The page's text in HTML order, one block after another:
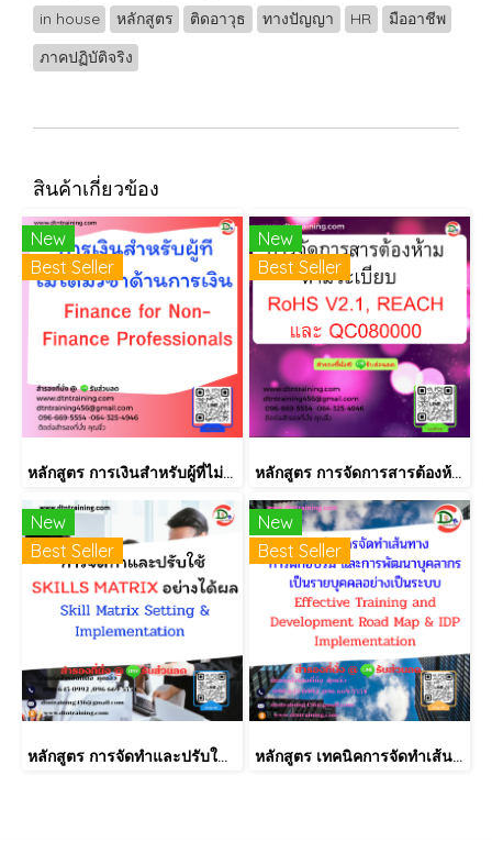
in house
หลักสูตร ติดอาวุธ ทางปัญญา HR
มืออาชีพ
ภาคปฏิบัติจริง
สินค้าเกี่ยวข้อง
New
Best Seller
หลักสูตร การเงินสำหรับผู้ที่ไม่ได้มีวิชาชีพด้านการเงิน (Finance for Non-Finance Professionals)
New
Best Seller
หลักสูตร การจัดการสารต้องห้ามตามระเบียบ RoHS V2.1, REACH และ QC080000
New
Best Seller
หลักสูตร การจัดทำและปรับใช้ SKILLS MATRIX อย่างได้ผล Skill Matrix Setting & Implementation
New
Best Seller
หลักสูตร เทคนิคการจัดทำเส้นทางการฝึกอบรม และการพัฒนาบุคลากร เป็นรายบุคคลอย่างเป็นระบบ Effective Training and Development Road Map & IDP Implementation